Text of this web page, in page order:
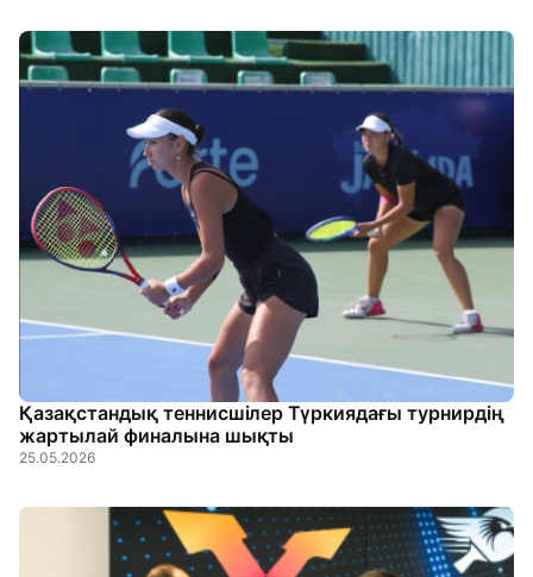
Қазақстандық теннисшілер Түркиядағы турнирдің
жартылай финалына шықты
25.05.2026